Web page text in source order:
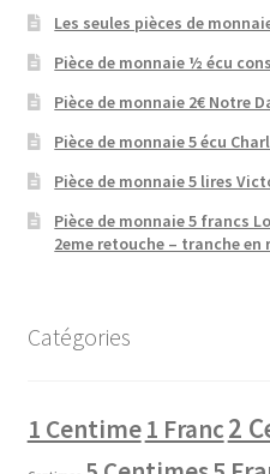
Les seules pièces de
Pièce de monnaie ½ écu
Pièce de monnaie 2€ Notre
Pièce de monnaie 5 écu
Pièce de monnaie 5 lires
Pièce de monnaie 5 francs
2eme retouche – tranche en
Catégories
1 Centime1 Franc2